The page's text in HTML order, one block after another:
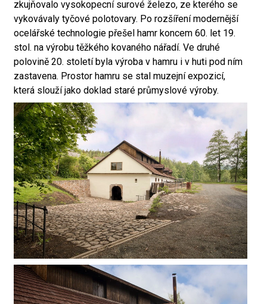
zkujňovalo vysokopecní surové železo, ze kterého se
vykovávaly tyčové polotovary. Po rozšíření modernější
ocelářské technologie přešel hamr koncem 60. let 19.
stol. na výrobu těžkého kovaného nářadí. Ve druhé
polovině 20. století byla výroba v hamru i v huti pod ním
zastavena. Prostor hamru se stal muzejní expozicí,
která slouží jako doklad staré průmyslové výroby.